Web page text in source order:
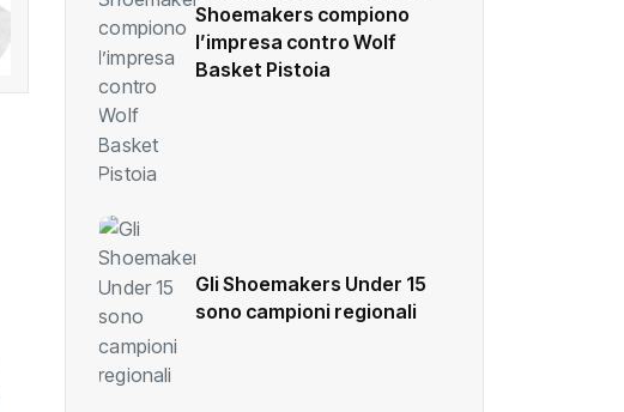
Shoemakers compiono
l’impresa contro Wolf
Basket Pistoia
Gli Shoemakers Under 15
sono campioni regionali